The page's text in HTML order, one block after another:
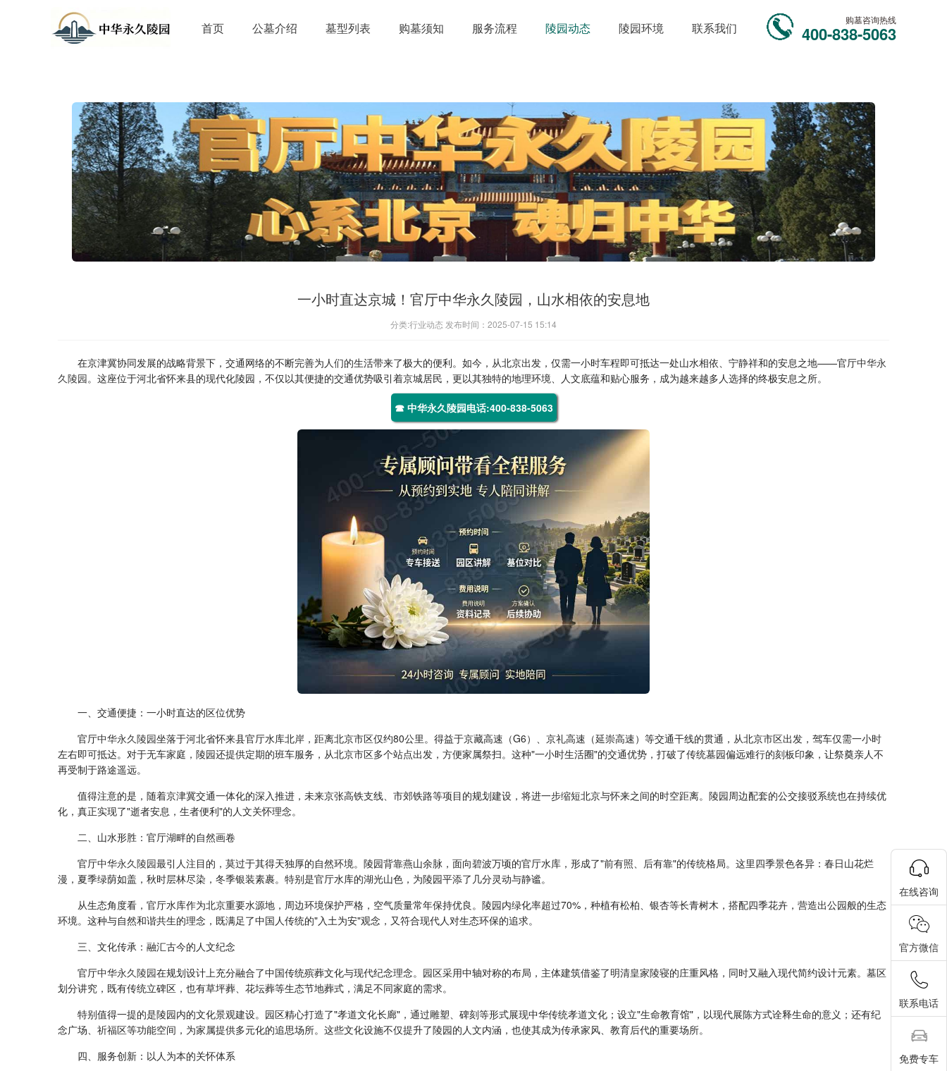
首页 公墓介绍 墓型列表 购墓须知 服务流程 陵园动态 陵园环境 联系我们
购墓咨询热线
400-838-5063
一小时直达京城！官厅中华永久陵园，山水相依的安息地
分类:行业动态 发布时间：2025-07-15 15:14
在京津冀协同发展的战略背景下，交通网络的不断完善为人们的生活带来了极大的便利。如今，从北京出发，仅需一小时车程即可抵达一处山水相依、宁静祥和的安息之地——官厅中华永
久陵园。这座位于河北省怀来县的现代化陵园，不仅以其便捷的交通优势吸引着京城居民，更以其独特的地理环境、人文底蕴和贴心服务，成为越来越多人选择的终极安息之所。
☎ 中华永久陵园电话:400-838-5063
一、交通便捷：一小时直达的区位优势
官厅中华永久陵园坐落于河北省怀来县官厅水库北岸，距离北京市区仅约80公里。得益于京藏高速（G6）、京礼高速（延崇高速）等交通干线的贯通，从北京市区出发，驾车仅需一小时
左右即可抵达。对于无车家庭，陵园还提供定期的班车服务，从北京市区多个站点出发，方便家属祭扫。这种"一小时生活圈"的交通优势，打破了传统墓园偏远难行的刻板印象，让祭奠亲人不
再受制于路途遥远。
值得注意的是，随着京津冀交通一体化的深入推进，未来京张高铁支线、市郊铁路等项目的规划建设，将进一步缩短北京与怀来之间的时空距离。陵园周边配套的公交接驳系统也在持续优
化，真正实现了"逝者安息，生者便利"的人文关怀理念。
二、山水形胜：官厅湖畔的自然画卷
官厅中华永久陵园最引人注目的，莫过于其得天独厚的自然环境。陵园背靠燕山余脉，面向碧波万顷的官厅水库，形成了"前有照、后有靠"的传统格局。这里四季景色各异：春日山花烂
漫，夏季绿荫如盖，秋时层林尽染，冬季银装素裹。特别是官厅水库的湖光山色，为陵园平添了几分灵动与静谧。
从生态角度看，官厅水库作为北京重要水源地，周边环境保护严格，空气质量常年保持优良。陵园内绿化率超过70%，种植有松柏、银杏等长青树木，搭配四季花卉，营造出公园般的生态
环境。这种与自然和谐共生的理念，既满足了中国人传统的"入土为安"观念，又符合现代人对生态环保的追求。
三、文化传承：融汇古今的人文纪念
官厅中华永久陵园在规划设计上充分融合了中国传统殡葬文化与现代纪念理念。园区采用中轴对称的布局，主体建筑借鉴了明清皇家陵寝的庄重风格，同时又融入现代简约设计元素。墓区
划分讲究，既有传统立碑区，也有草坪葬、花坛葬等生态节地葬式，满足不同家庭的需求。
特别值得一提的是陵园内的文化景观建设。园区精心打造了"孝道文化长廊"，通过雕塑、碑刻等形式展现中华传统孝道文化；设立"生命教育馆"，以现代展陈方式诠释生命的意义；还有纪
念广场、祈福区等功能空间，为家属提供多元化的追思场所。这些文化设施不仅提升了陵园的人文内涵，也使其成为传承家风、教育后代的重要场所。
四、服务创新：以人为本的关怀体系
在线咨询
官方微信
联系电话
免费专车